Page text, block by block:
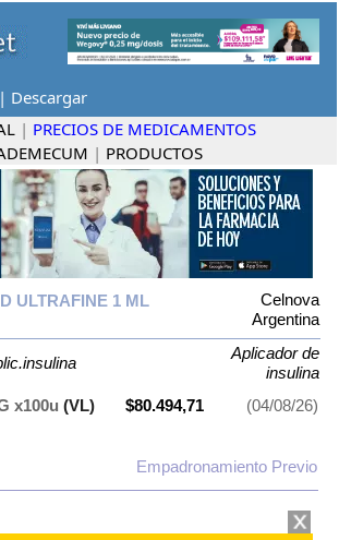
| Descargar
| PRECIOS DE MEDICAMENTOS
| PRODUCTOS
ULTRAFINE 1 ML
Celnova
Argentina
Aplicador de
insulina
x100u (VL) $80.494,71
(04/08/26)
Empadronamiento Previo